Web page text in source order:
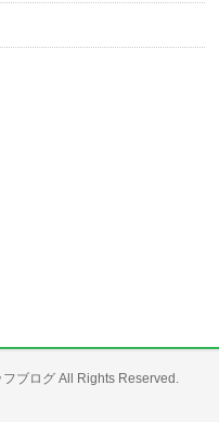
ブログAll Rights Reserved.